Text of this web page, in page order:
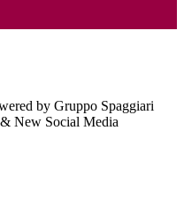
by Gruppo Spaggiari
New Social Media